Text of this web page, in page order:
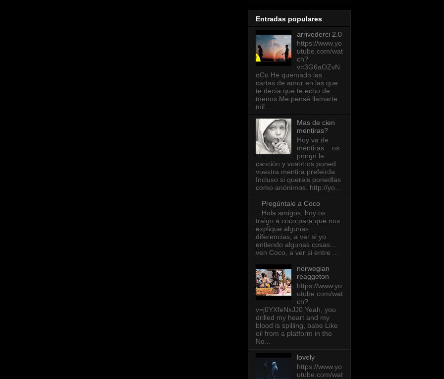
Entradas populares
arrivederci 2.0
https://www.yo
utube.com/wat
ch?
v=3G6aOZvN
oCo He quemado las
cartas de amor en las que
te decía que te echo de
menos Me pensé llamarte
mil...
Mas de cien
mentiras?
Hoy va de
mentiras... os
pongo la
canción y vosotros poned
vuestra mentira prefeirda.
Incluso si quereis ponedlas
como anónimos. http://yo...
Pregúntale a Coco
Hola amigos, hoy os
traigo a coco para que nos
explique algunas
diferencias, a ver si yo
entiendo algunas cosas...
ven Coco, a ver si entre ...
norwegian
reaggeton
https://www.yo
utube.com/wat
ch?
v=j0YXfeNxJJ0 Yeah, you
drilled my heart and my
blood is spilling, babe Like
oil from a platform in the
No...
lovely
https://www.yo
utube.com/wat